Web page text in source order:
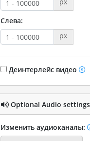
px
Слева:
px
Деинтерлейс видео
Optional Audio settings
Изменить аудиоканалы: